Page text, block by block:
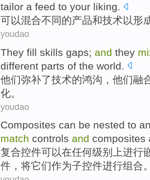
tailor a feed to your liking.
可以混合不同的产品和技术以形
youdao
They fill skills gaps; and they
different parts of the world
他们弥补了技术的鸿沟，他们融
化。
youdao
Composites can be nested to
match controls and composites
复合控件可以在任何级别上进行
件 ，将它们作为子控件进行组合